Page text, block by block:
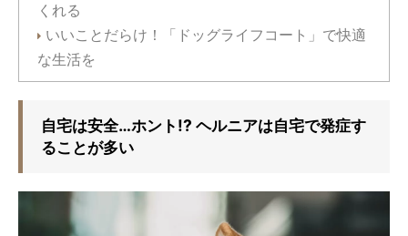
くれる
いいことだらけ！「ドッグライフコート」で快適
な生活を
自宅は安全…ホント!? ヘルニアは自宅で発症す
ることが多い